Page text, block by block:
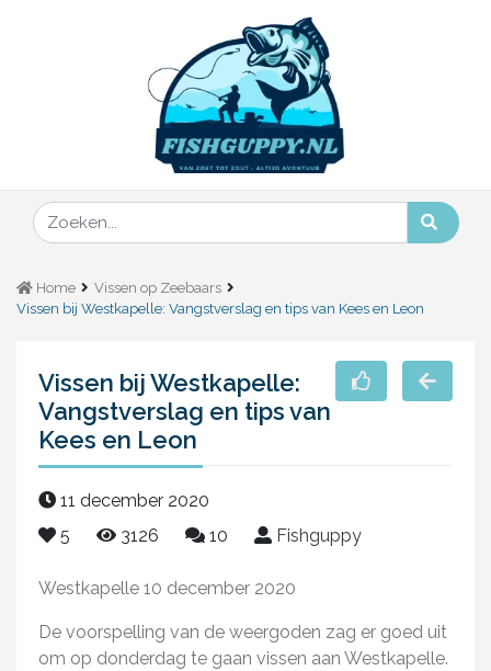
Home
Vissen op Zeebaars
Vissen bij Westkapelle: Vangstverslag en tips van Kees en Leon
Vissen bij Westkapelle:
Vangstverslag en tips van
Kees en Leon
11 december 2020
5
3126 10 Fishguppy
Westkapelle 10 december 2020
De voorspelling van de weergoden zag er goed uit
om op donderdag te gaan vissen aan Westkapelle.